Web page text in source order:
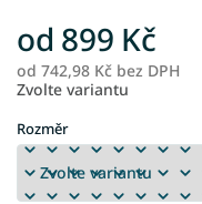
od 899 Kč
od 742,98 Kč bez DPH
Zvolte variantu
Rozměr